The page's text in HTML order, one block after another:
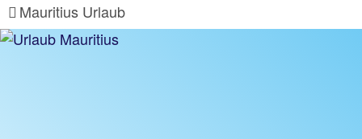
Mauritius Urlaub